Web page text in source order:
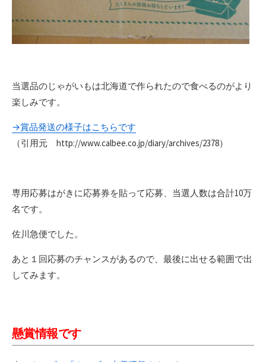
当選品のじゃがいもは北海道で作られたので食べるのがより
楽しみです。
→賞品発送の様子はこちらです
（引用元 http://www.calbee.co.jp/diary/archives/2378）
専用応募はがきに応募券を貼って応募、当選人数は合計10万
名です。
佐川急便でした。
あと１回応募のチャンスがあるので、最後に出せる範囲で出
してみます。
懸賞情報です